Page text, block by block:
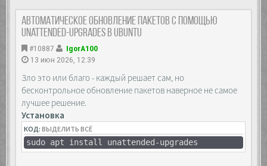
Автоматическое обновление пакетов с помощью
unattended-upgrades в Ubuntu
#10887
IgorA100
13 июн 2026, 12:39
Зло это или благо - каждый решает сам, но
бесконтрольное обновление пакетов наверное не самое
лучшее решение.
Установка
КОД:ВЫДЕЛИТЬ ВСЁ
sudo apt install unattended-upgrades